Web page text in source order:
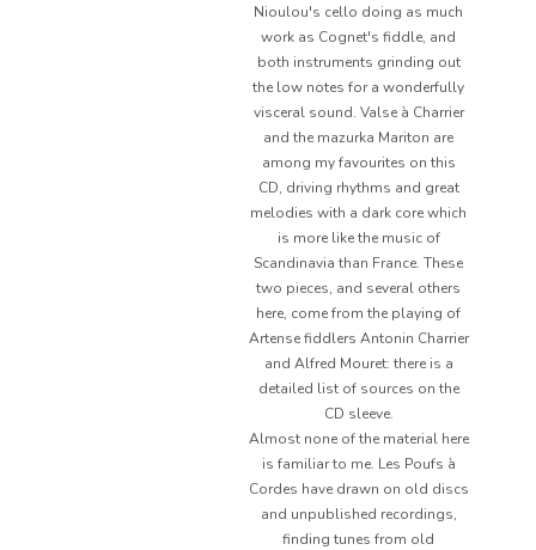
Nioulou's cello doing as much
work as Cognet's fiddle, and
both instruments grinding out
the low notes for a wonderfully
visceral sound. Valse à Charrier
and the mazurka Mariton are
among my favourites on this
CD, driving rhythms and great
melodies with a dark core which
is more like the music of
Scandinavia than France. These
two pieces, and several others
here, come from the playing of
Artense fiddlers Antonin Charrier
and Alfred Mouret: there is a
detailed list of sources on the
CD sleeve.
Almost none of the material here
is familiar to me. Les Poufs à
Cordes have drawn on old discs
and unpublished recordings,
finding tunes from old